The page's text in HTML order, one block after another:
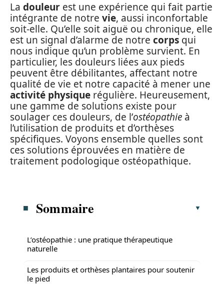
La douleur est une expérience qui fait partie
intégrante de notre vie, aussi inconfortable
soit-elle. Qu’elle soit aiguë ou chronique, elle
est un signal d’alarme de notre corps qui
nous indique qu’un problème survient. En
particulier, les douleurs liées aux pieds
peuvent être débilitantes, affectant notre
qualité de vie et notre capacité à mener une
activité physique régulière. Heureusement,
une gamme de solutions existe pour
soulager ces douleurs, de l’ostéopathie à
l’utilisation de produits et d’orthèses
spécifiques. Voyons ensemble quelles sont
ces solutions éprouvées en matière de
traitement podologique ostéopathique.
Sommaire
L’ostéopathie : une pratique thérapeutique
naturelle
Les produits et orthèses plantaires pour soutenir
le pied